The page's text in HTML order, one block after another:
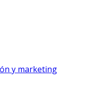
y marketing